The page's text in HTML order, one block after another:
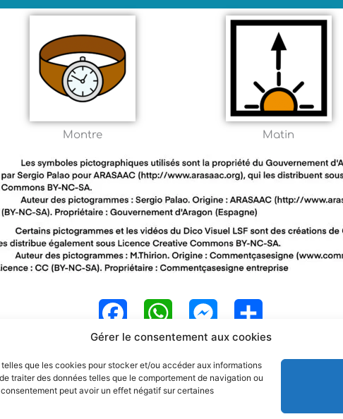
Gérer le consentement aux cookies
que les cookies pour stocker et/ou accéder aux informations
traiter des données telles que le comportement de navigation ou
peut avoir un effet négatif sur certaines
Montre Matin
F
a
c
e
W
h
a
t
M
e
s
s
P
a
r